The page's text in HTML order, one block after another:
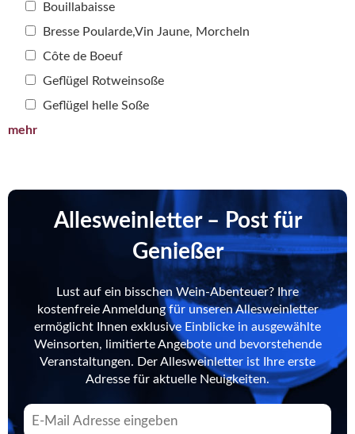
Bouillabaisse
Bresse Poularde,Vin Jaune, Morcheln
Côte de Boeuf
Geflügel Rotweinsoße
Geflügel helle Soße
mehr
Allesweinletter – Post für
Genießer
Lust auf ein bisschen Wein-Abenteuer? Ihre
kostenfreie Anmeldung für unseren Allesweinletter
ermöglicht Ihnen exklusive Einblicke in ausgewählte
Weinsorten, limitierte Angebote und bevorstehende
Veranstaltungen. Der Allesweinletter ist Ihre erste
Adresse für aktuelle Neuigkeiten.